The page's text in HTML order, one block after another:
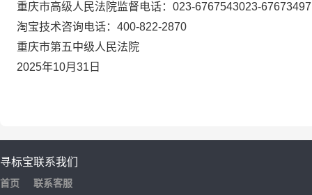
重庆市高级人民法院监督电话： 023-6767543023-67673497
淘宝技术咨询电话： 400-822-2870
重庆市第五中级人民法院
2025年10月 31 日
寻标宝
首页
联系我们
联系客服